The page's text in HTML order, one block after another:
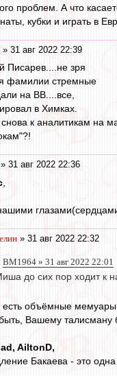
проблем. А что
кубки и играть в
» 31 авг 2022 22:39
Писарев....не зря
фамилии стремные
на ВВ....все,
в Химках.
к аналитикам на
» 31 авг 2022 22:36
» 31 авг 2022 22:32
BM1964 » 31 авг 2022 22:01
до сих пор ходит к
есть объёмные
Вашему талисману
AiltonD,
Бакаева - это